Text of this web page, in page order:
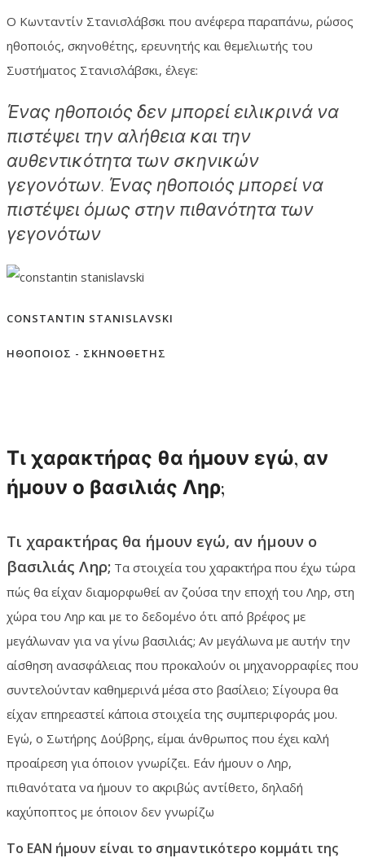
Ο Κωνταντίν Στανισλάβσκι που ανέφερα παραπάνω, ρώσος
ηθοποιός, σκηνοθέτης, ερευνητής και θεμελιωτής του
Συστήματος Στανισλάβσκι, έλεγε:
Ένας ηθοποιός δεν μπορεί ειλικρινά να
πιστέψει την αλήθεια και την
αυθεντικότητα των σκηνικών
γεγονότων. Ένας ηθοποιός μπορεί να
πιστέψει όμως στην πιθανότητα των
γεγονότων
CONSTANTIN STANISLAVSKI
ΗΘΟΠΟΙΟΣ - ΣΚΗΝΟΘΕΤΗΣ
Τι χαρακτήρας θα ήμουν εγώ, αν
ήμουν ο βασιλιάς Ληρ;
Τι χαρακτήρας θα ήμουν εγώ, αν ήμουν ο
βασιλιάς Ληρ; Τα στοιχεία του χαρακτήρα που έχω τώρα
πώς θα είχαν διαμορφωθεί αν ζούσα την εποχή του Ληρ, στη
χώρα του Ληρ και με το δεδομένο ότι από βρέφος με
μεγάλωναν για να γίνω βασιλιάς; Αν μεγάλωνα με αυτήν την
αίσθηση ανασφάλειας που προκαλούν οι μηχανορραφίες που
συντελούνταν καθημερινά μέσα στο βασίλειο; Σίγουρα θα
είχαν επηρεαστεί κάποια στοιχεία της συμπεριφοράς μου.
Εγώ, ο Σωτήρης Δούβρης, είμαι άνθρωπος που έχει καλή
προαίρεση για όποιον γνωρίζει. Εάν ήμουν ο Ληρ,
πιθανότατα να ήμουν το ακριβώς αντίθετο, δηλαδή
καχύποπτος με όποιον δεν γνωρίζω
Το ΕΑΝ ήμουν είναι το σημαντικότερο κομμάτι της